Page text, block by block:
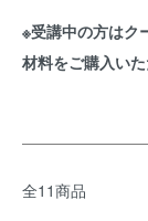
※受講中の方はク
材料をご購入いた
全11商品